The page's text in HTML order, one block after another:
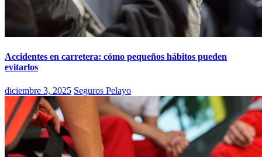
Accidentes en carretera: cómo pequeños hábitos pueden
evitarlos
diciembre 3, 2025 Seguros Pelayo